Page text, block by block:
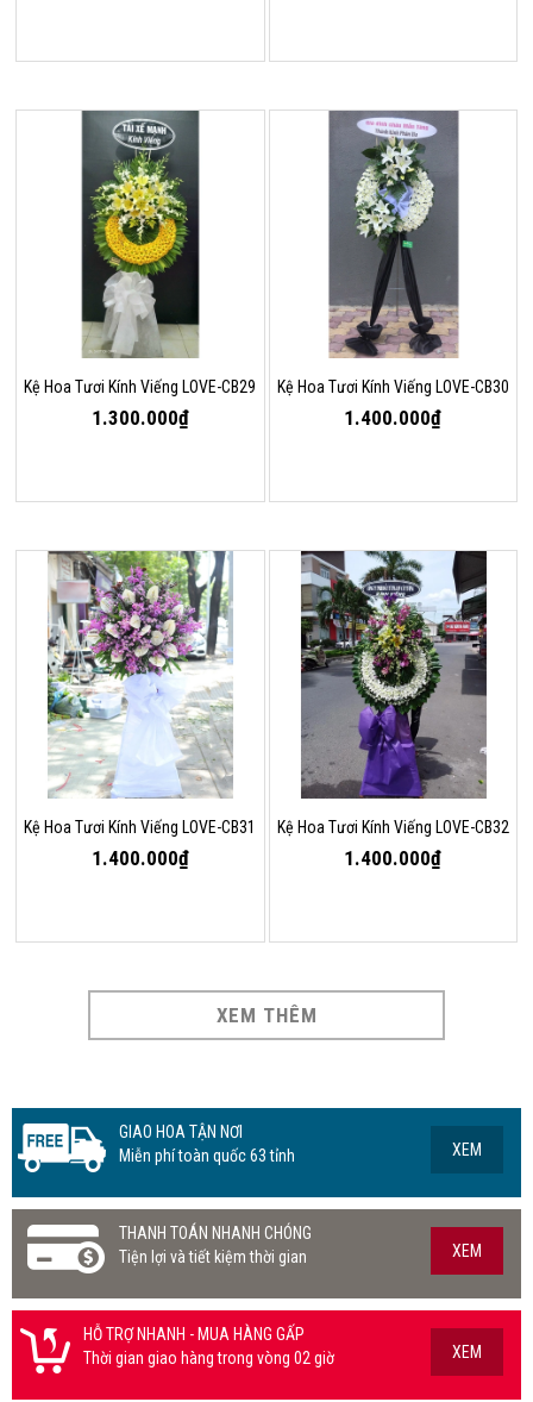
Kệ Hoa Tươi Kính Viếng LOVE-CB29
1.300.000₫
Kệ Hoa Tươi Kính Viếng LOVE-CB30
1.400.000₫
Kệ Hoa Tươi Kính Viếng LOVE-CB31
1.400.000₫
Kệ Hoa Tươi Kính Viếng LOVE-CB32
1.400.000₫
XEM THÊM
GIAO HOA TẬN NƠI
Miễn phí toàn quốc 63 tỉnh
XEM
THANH TOÁN NHANH CHÓNG
Tiện lợi và tiết kiệm thời gian
XEM
HỖ TRỢ NHANH - MUA HÀNG GẤP
Thời gian giao hàng trong vòng 02 giờ
XEM